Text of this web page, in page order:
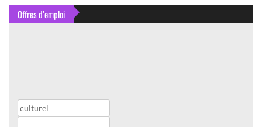
Offres d’emploi